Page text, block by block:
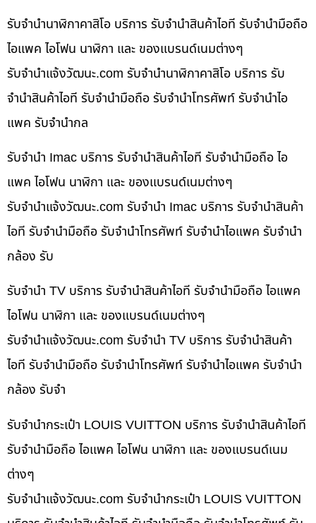
รับจำนำนาฬิกาคาสิโอ บริการ รับจำนำสินค้าไอที รับจำนำมือถือ
ไอแพค ไอโฟน นาฬิกา และ ของแบรนด์เนมต่างๆ
รับจํานําแจ้งวัฒนะ.com รับจำนำนาฬิกาคาสิโอ บริการ รับ
จำนำสินค้าไอที รับจำนำมือถือ รับจำนำโทรศัพท์ รับจำนำไอ
แพค รับจำนำกล
รับจำนำ Imac บริการ รับจำนำสินค้าไอที รับจำนำมือถือ ไอ
แพค ไอโฟน นาฬิกา และ ของแบรนด์เนมต่างๆ
รับจํานําแจ้งวัฒนะ.com รับจำนำ Imac บริการ รับจำนำสินค้า
ไอที รับจำนำมือถือ รับจำนำโทรศัพท์ รับจำนำไอแพค รับจำนำ
กล้อง รับ
รับจำนำ TV บริการ รับจำนำสินค้าไอที รับจำนำมือถือ ไอแพค
ไอโฟน นาฬิกา และ ของแบรนด์เนมต่างๆ
รับจํานําแจ้งวัฒนะ.com รับจำนำ TV บริการ รับจำนำสินค้า
ไอที รับจำนำมือถือ รับจำนำโทรศัพท์ รับจำนำไอแพค รับจำนำ
กล้อง รับจำ
รับจำนำกระเป๋า LOUIS VUITTON บริการ รับจำนำสินค้าไอที
รับจำนำมือถือ ไอแพค ไอโฟน นาฬิกา และ ของแบรนด์เนม
ต่างๆ
รับจํานําแจ้งวัฒนะ.com รับจำนำกระเป๋า LOUIS VUITTON